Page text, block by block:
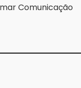
Comunicação